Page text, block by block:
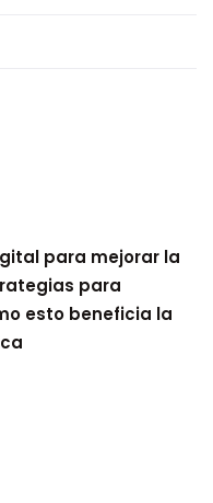
para mejorar la
para
esto beneficia la